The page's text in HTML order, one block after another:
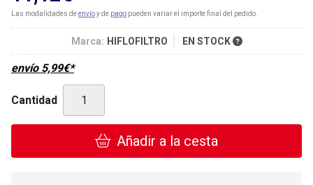
Las modalidades deenvíoy de pago pueden variar el importe final del pedido.
Marca: HIFLOFILTRO EN STOCK
envío 5,99€*
Cantidad
Añadir a la cesta